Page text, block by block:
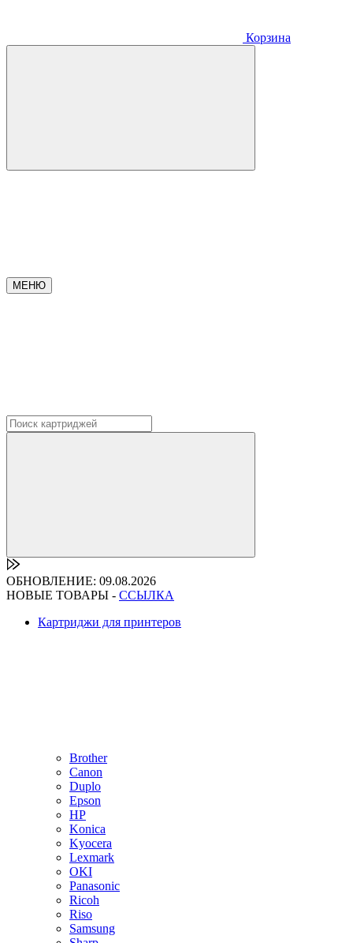
Корзина
МЕНЮ
ОБНОВЛЕНИЕ: 09.08.2026
НОВЫЕ ТОВАРЫ - ССЫЛКА
Картриджи для принтеров
Brother
Canon
Duplo
Epson
HP
Konica
Kyocera
Lexmark
OKI
Panasonic
Ricoh
Riso
Samsung